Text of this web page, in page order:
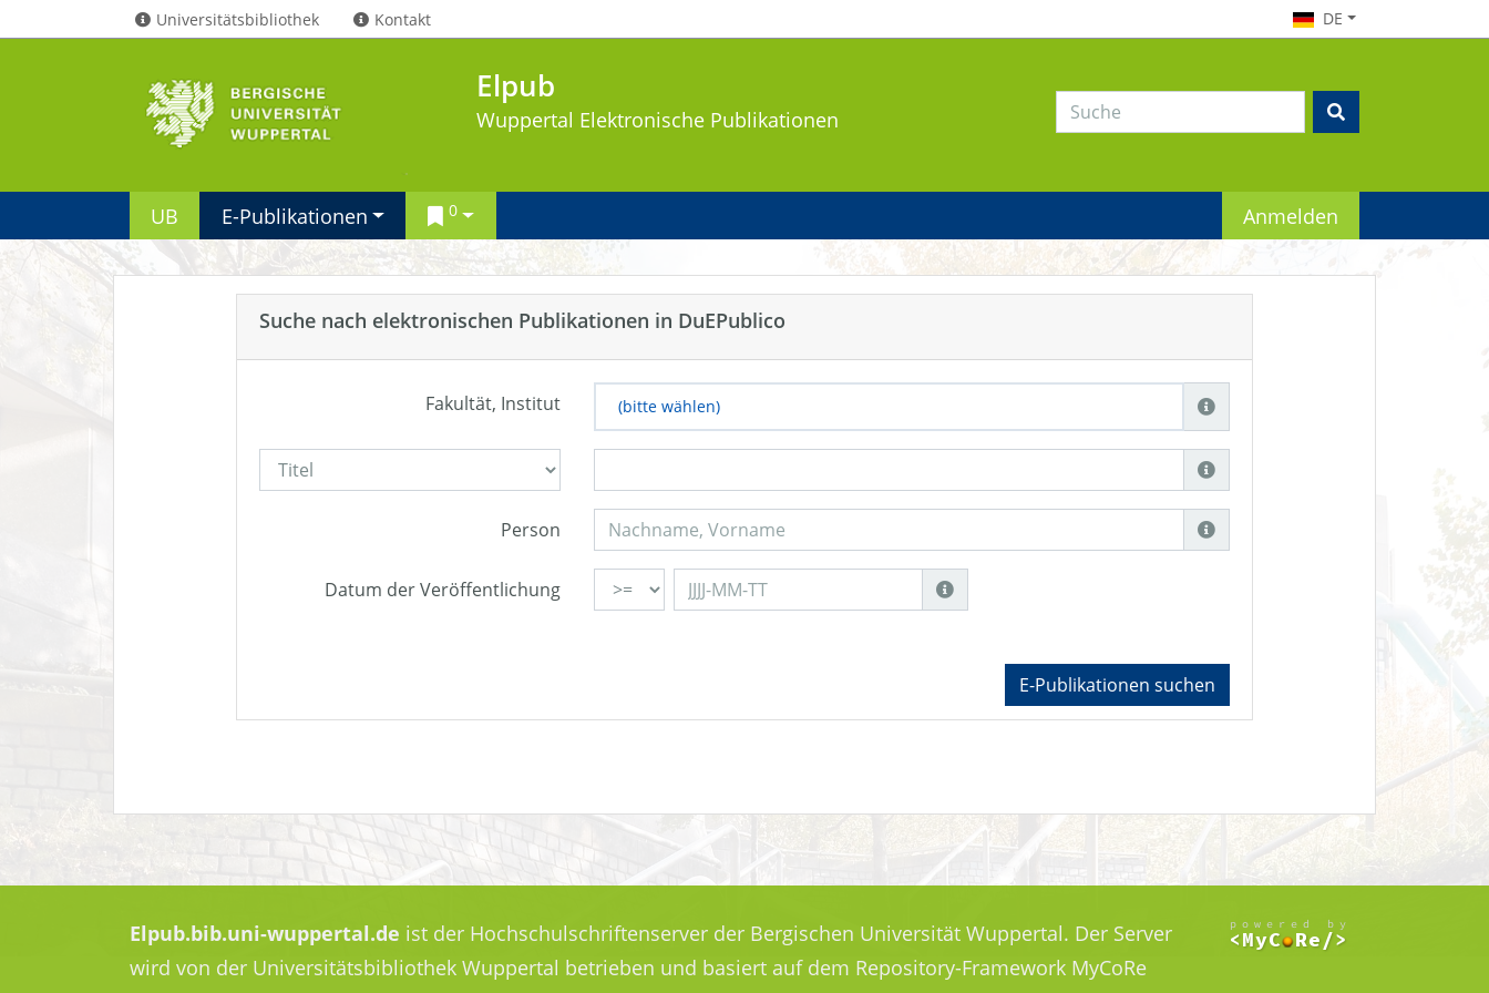
Universitätsbibliothek Kontakt DE
Elpub
Wuppertal Elektronische Publikationen
UB E-Publikationen 0 Anmelden
Suche nach elektronischen Publikationen in DuEPublico
Fakultät, Institut (bitte wählen)
Person
Datum der Veröffentlichung
E-Publikationen suchen
Elpub.bib.uni-wuppertal.de ist der Hochschulschriftenserver der Bergischen Universität Wuppertal. Der Server
wird von der Universitätsbibliothek Wuppertal betrieben und basiert auf dem Repository-Framework MyCoRe